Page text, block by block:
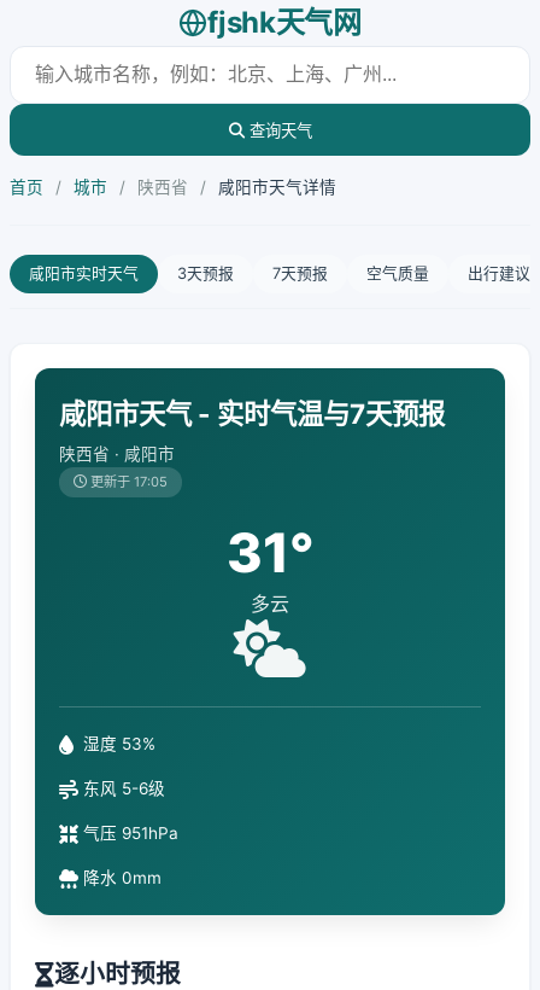
fjshk天气网
查询天气
首页 / 城市 / 陕西省 / 咸阳市天气详情
咸阳市实时天气 3天预报 7天预报 空气质量 出行建议
咸阳市天气 - 实时气温与7天预报
陕西省 · 咸阳市
更新于 17:05
31°
多云
湿度 53%
东风 5-6级
气压 951hPa
降水 0mm
逐小时预报